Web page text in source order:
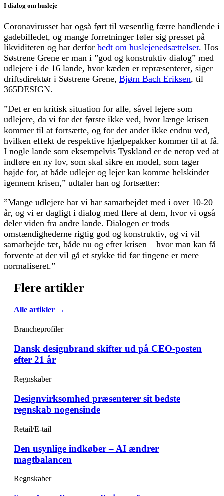
I dialog om husleje
Coronavirusset har også ført til væsentlig færre handlende i
gadebilledet, og mange forretninger føler sig presset på
likviditeten og har derfor bedt om huslejenedsættelser. Hos
Søstrene Grene er man i ”god og konstruktiv dialog” med
udlejere i de 16 lande, hvor kæden er repræsenteret, siger
driftsdirektør i Søstrene Grene, Bjørn Bach Eriksen, til
365DESIGN.
”Det er en kritisk situation for alle, såvel lejere som
udlejere, da vi for det første ikke ved, hvor længe krisen
kommer til at fortsætte, og for det andet ikke endnu ved,
hvilken effekt de respektive hjælpepakker kommer til at få.
I nogle lande som eksempelvis Tyskland er de netop ved at
indføre en ny lov, som skal sikre en model, som tager
højde for, at både udlejer og lejer kan komme helskindet
igennem krisen,” udtaler han og fortsætter:
”Mange udlejere har vi har samarbejdet med i over 10-20
år, og vi er dagligt i dialog med flere af dem, hvor vi også
deler viden fra andre lande. Dialogen er trods
omstændighederne rigtig god og konstruktiv, og vi vil
samarbejde tæt, både nu og efter krisen – hvor man kan få
forvente at der vil gå et stykke tid før tingene er mere
normaliseret.”
Flere artikler
Alle artikler →
Brancheprofiler
Dansk designbrand skifter ud på CEO-posten
efter 21 år
Regnskaber
Designvirksomhed præsenterer sit bedste
regnskab nogensinde
Retail/E-tail
Den usynlige indkøber – AI ændrer
magtbalancen
Regnskaber